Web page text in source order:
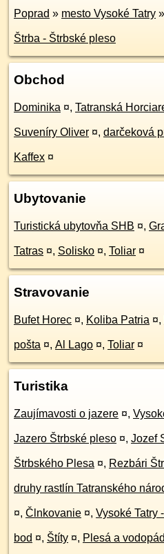
Poprad » mesto Vysoké Tatry »
Štrba - Štrbské pleso
Obchod
Dominika ¤, Tatranská
Suveníry Oliver ¤, darčeková
Kaffex ¤
Ubytovanie
Turistická ubytovňa SHB ¤,
Tatras ¤, Solisko ¤, Toliar ¤
Stravovanie
Bufet Horec ¤, Koliba Patria ¤,
pošta ¤, Al Lago ¤, Toliar ¤
Turistika
Zaujímavosti o jazere ¤,
Jazero Štrbské pleso ¤, Jozef
Štrbského Plesa ¤, Rezbári
druhy rastlín Tatranského
¤, Člnkovanie ¤, Vysoké Tatry
bod ¤, Štíty ¤, Plesá a